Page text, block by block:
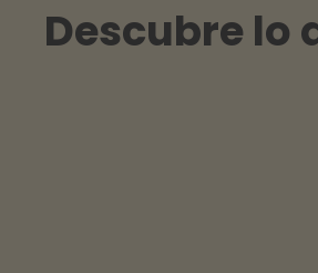
Descubre lo